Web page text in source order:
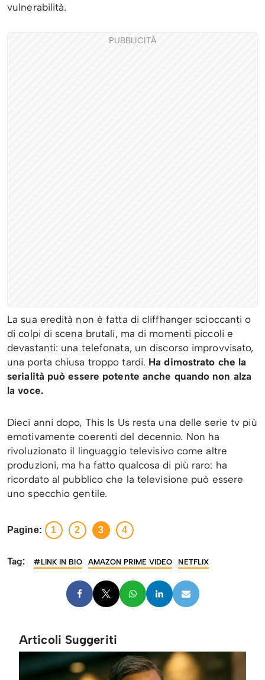
vulnerabilità.
PUBBLICITÀ
La sua eredità non è fatta di cliffhanger scioccanti o
di colpi di scena brutali, ma di momenti piccoli e
devastanti: una telefonata, un discorso improvvisato,
una porta chiusa troppo tardi. Ha dimostrato che la
serialità può essere potente anche quando non alza
la voce.
Dieci anni dopo, This Is Us resta una delle serie tv più
emotivamente coerenti del decennio. Non ha
rivoluzionato il linguaggio televisivo come altre
produzioni, ma ha fatto qualcosa di più raro: ha
ricordato al pubblico che la televisione può essere
uno specchio gentile.
Pagine: 1 2 3 4
Tag: #LINK IN BIO AMAZON PRIME VIDEO NETFLIX
Articoli Suggeriti